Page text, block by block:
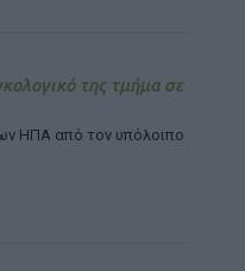
της τμήμα σε
ΗΠΑ από τον υπόλοιπο